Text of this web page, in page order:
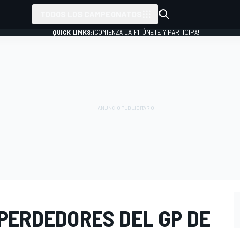
QUICK LINKS:¡COMIENZA LA F1, ÚNETE Y PARTICIPA!
DEL GP DE